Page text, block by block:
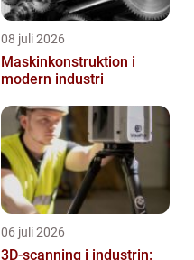
08 juli 2026
Maskinkonstruktion i
modern industri
06 juli 2026
3D-scanning i industrin: